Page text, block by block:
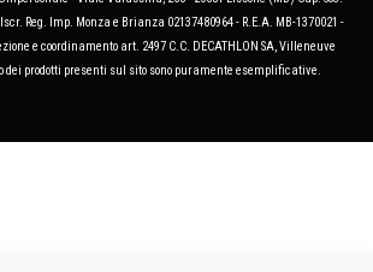
Reg. Imp. Monza e Brianza 02137480964 - R.E.A. MB-1370021 -
e coordinamento art. 2497 C.C. DECATHLON SA, Villeneuve
dei prodotti presenti sul sito sono puramente esemplificative.